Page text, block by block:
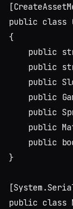
public class
{
public
public
public
public
public
public
public
}
public class